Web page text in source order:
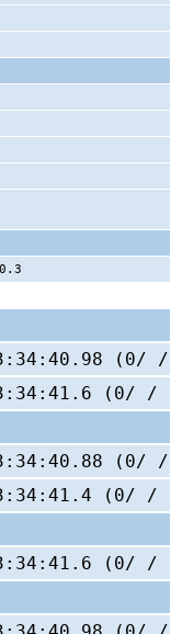
(0/
(0/ /
(0/
(0/ /
(0/ /